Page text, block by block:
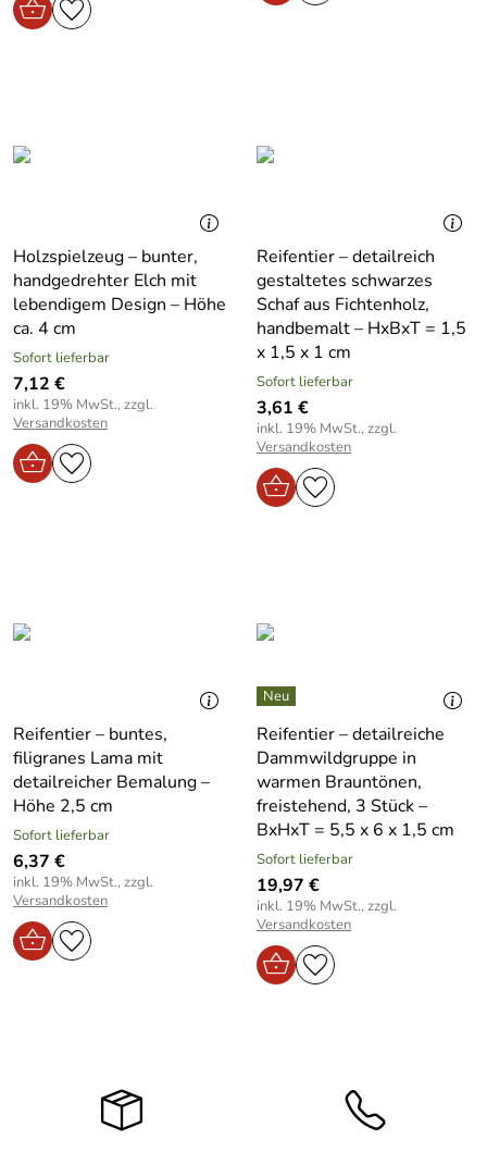
Holzspielzeug – bunter,
handgedrehter Elch mit
lebendigem Design – Höhe
ca. 4 cm
Sofort lieferbar
7,12 €
inkl. 19% MwSt., zzgl.
Versandkosten
Reifentier – detailreich
gestaltetes schwarzes
Schaf aus Fichtenholz,
handbemalt – HxBxT = 1,5
x 1,5 x 1 cm
Sofort lieferbar
3,61 €
inkl. 19% MwSt., zzgl.
Versandkosten
Reifentier – buntes,
filigranes Lama mit
detailreicher Bemalung –
Höhe 2,5 cm
Sofort lieferbar
6,37 €
inkl. 19% MwSt., zzgl.
Versandkosten
Reifentier – detailreiche
Dammwildgruppe in
warmen Brauntönen,
freistehend, 3 Stück –
BxHxT = 5,5 x 6 x 1,5 cm
Sofort lieferbar
19,97 €
inkl. 19% MwSt., zzgl.
Versandkosten